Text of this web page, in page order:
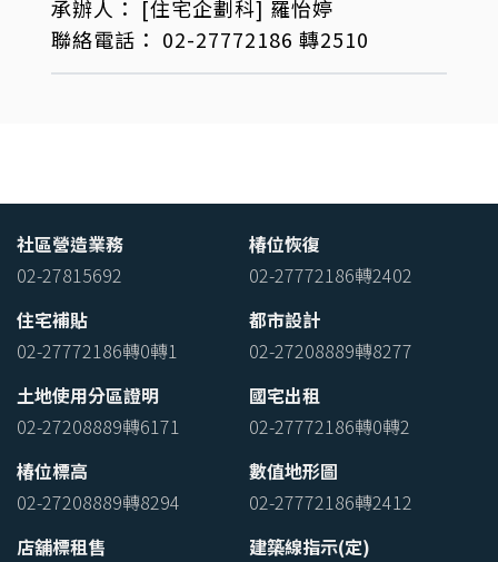
承辦人： [住宅企劃科] 羅怡婷
聯絡電話： 02-27772186 轉2510
社區營造業務
02-27815692
椿位恢復
02-27772186轉2402
住宅補貼
02-27772186轉0轉1
都市設計
02-27208889轉8277
土地使用分區證明
02-27208889轉6171
國宅出租
02-27772186轉0轉2
椿位標高
02-27208889轉8294
數值地形圖
02-27772186轉2412
店舖標租售
建築線指示(定)